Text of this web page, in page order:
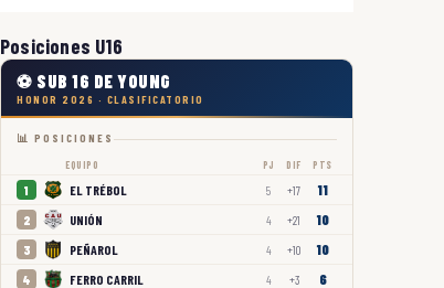
Posiciones U16
⚽ SUB 16 DE YOUNG
HONOR 2026 · CLASIFICATORIO
📊 POSICIONES
EQUIPO PJ DIF PTS
1 EL TRÉBOL 5 +17 11
2 UNIÓN 4 +21 10
3 PEÑAROL 4 +10 10
4 FERRO CARRIL 4 +3 6